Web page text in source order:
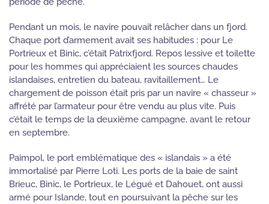
Pendant un mois, le navire pouvait relâcher dans un fjord.
Chaque port d’armement avait ses habitudes : pour Le
Portrieux et Binic, c’était Patrixfjord. Repos lessive et toilette
pour les hommes qui appréciaient les sources chaudes
islandaises, entretien du bateau, ravitaillement… Le
chargement de poisson était pris par un navire « chasseur »
affrété par l’armateur pour être vendu au plus vite. Puis
c’était le temps de la deuxième campagne, avant le retour
en septembre.
Paimpol, le port emblématique des « islandais » a été
immortalisé par Pierre Loti. Les ports de la baie de saint
Brieuc, Binic, le Portrieux, le Légué et Dahouet, ont aussi
armé pour Islande, tout en poursuivant la pêche sur les